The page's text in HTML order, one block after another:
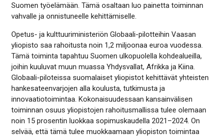
Suomen työelämään. Tämä osaltaan luo painetta toiminnan
vahvalle ja onnistuneelle kehittämiselle.
Opetus- ja kulttuuriministeriön Globaali-pilotteihin Vaasan
yliopisto saa rahoitusta noin 1,2 miljoonaa euroa vuodessa.
Tämä toiminta tapahtuu Suomen ulkopuolella kohdealueilla,
joihin kuuluvat muun muassa Yhdysvallat, Afrikka ja Kiina.
Globaali-piloteissa suomalaiset yliopistot kehittävät yhteisten
hankesateenvarjojen alla koulusta, tutkimusta ja
innovaatiotoimintaa. Kokonaisuudessaan kansainvälisen
toiminnan osuus yliopistojen rahoitusmallissa tulee olemaan
noin 15 prosentin luokkaa sopimuskaudella 2021–2024. On
selvää, että tämä tulee muokkaamaan yliopiston toimintaa